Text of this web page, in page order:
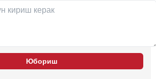
Юбориш